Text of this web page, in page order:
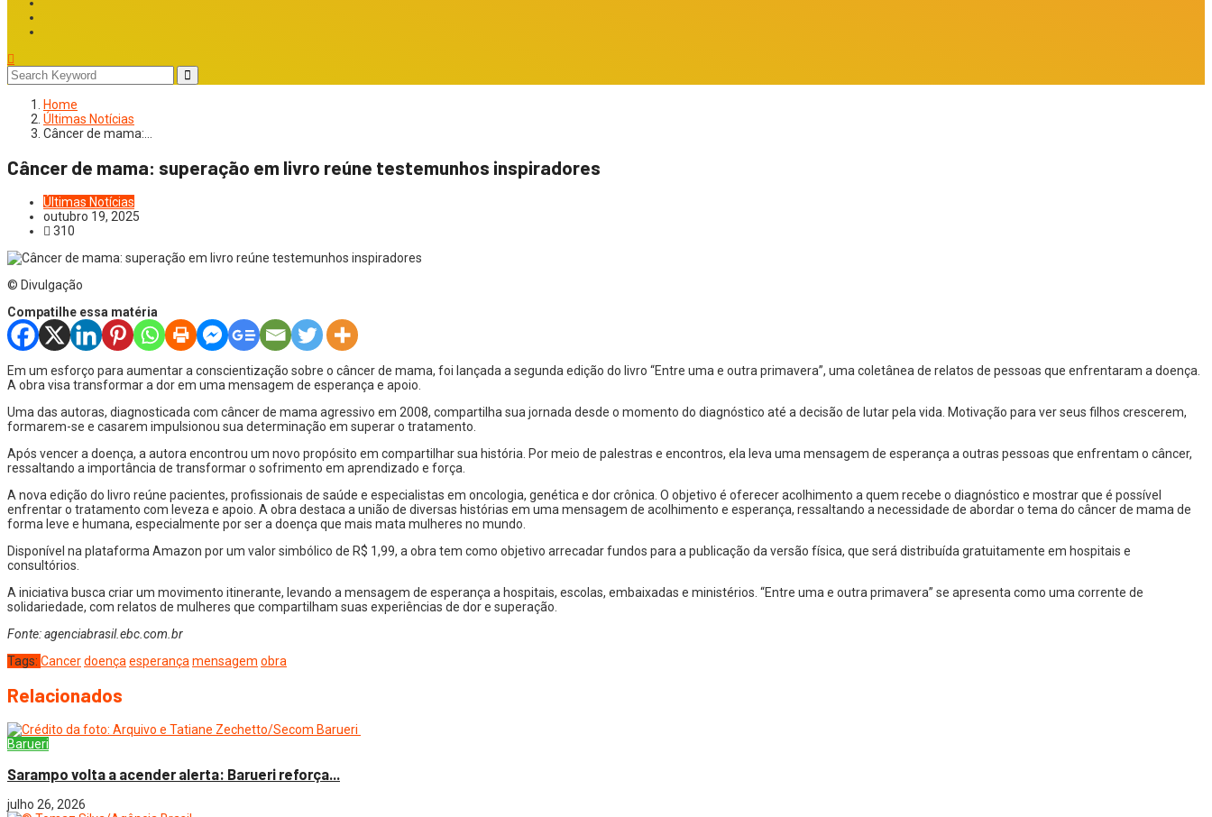
Home
Últimas Notícias
Câncer de mama:…
Câncer de mama: superação em livro reúne testemunhos inspiradores
Últimas Notícias
outubro 19, 2025
310
© Divulgação
Compatilhe essa matéria
Em um esforço para aumentar a conscientização sobre o câncer de mama, foi lançada a segunda edição do livro “Entre uma e outra primavera”, uma coletânea de relatos de pessoas que enfrentaram a doença.
A obra visa transformar a dor em uma mensagem de esperança e apoio.
Uma das autoras, diagnosticada com câncer de mama agressivo em 2008, compartilha sua jornada desde o momento do diagnóstico até a decisão de lutar pela vida. Motivação para ver seus filhos crescerem,
formarem-se e casarem impulsionou sua determinação em superar o tratamento.
Após vencer a doença, a autora encontrou um novo propósito em compartilhar sua história. Por meio de palestras e encontros, ela leva uma mensagem de esperança a outras pessoas que enfrentam o câncer,
ressaltando a importância de transformar o sofrimento em aprendizado e força.
A nova edição do livro reúne pacientes, profissionais de saúde e especialistas em oncologia, genética e dor crônica. O objetivo é oferecer acolhimento a quem recebe o diagnóstico e mostrar que é possível
enfrentar o tratamento com leveza e apoio. A obra destaca a união de diversas histórias em uma mensagem de acolhimento e esperança, ressaltando a necessidade de abordar o tema do câncer de mama de
forma leve e humana, especialmente por ser a doença que mais mata mulheres no mundo.
Disponível na plataforma Amazon por um valor simbólico de R$ 1,99, a obra tem como objetivo arrecadar fundos para a publicação da versão física, que será distribuída gratuitamente em hospitais e
consultórios.
A iniciativa busca criar um movimento itinerante, levando a mensagem de esperança a hospitais, escolas, embaixadas e ministérios. “Entre uma e outra primavera” se apresenta como uma corrente de
solidariedade, com relatos de mulheres que compartilham suas experiências de dor e superação.
Fonte: agenciabrasil.ebc.com.br
Tags: Cancerdoença esperança mensagem obra
Relacionados
Barueri
Sarampo volta a acender alerta: Barueri reforça...
julho 26, 2026